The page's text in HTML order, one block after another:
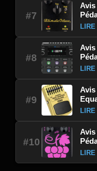
#7
Avis
#8
Avis
#9
#10
Avis